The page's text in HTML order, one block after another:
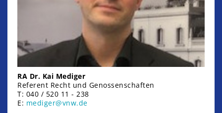
RA Dr. Kai Mediger
Referent Recht und Genossenschaften
T: 040 / 520 11 - 238
E: mediger@vnw.de